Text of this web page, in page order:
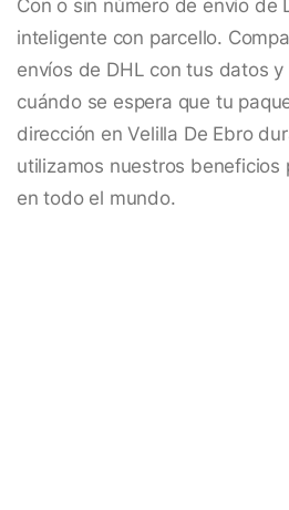
Con o sin número de envío de
inteligente con parcello.
envíos de DHL con tus datos
cuándo se espera que tu
dirección en Velilla De Ebro
utilizamos nuestros beneficios
en todo el mundo.